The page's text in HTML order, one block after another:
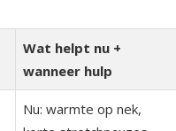
Wat helpt nu +
wanneer hulp
Nu: warmte op nek,